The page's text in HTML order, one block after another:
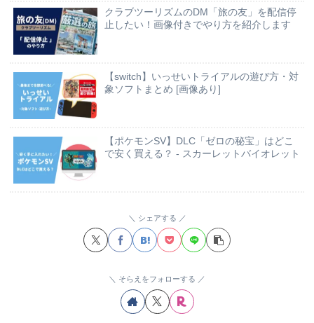
クラブツーリズムのDM「旅の友」を配信停
止したい！画像付きでやり方を紹介します
【switch】いっせいトライアルの遊び方・対
象ソフトまとめ [画像あり]
【ポケモンSV】DLC「ゼロの秘宝」はどこ
で安く買える？ - スカーレットバイオレット
シェアする
そらえをフォローする